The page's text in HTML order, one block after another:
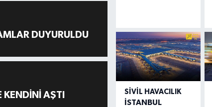
DUYURULDU
AŞTI SIVIL HAVACILIK
İSTANBUL